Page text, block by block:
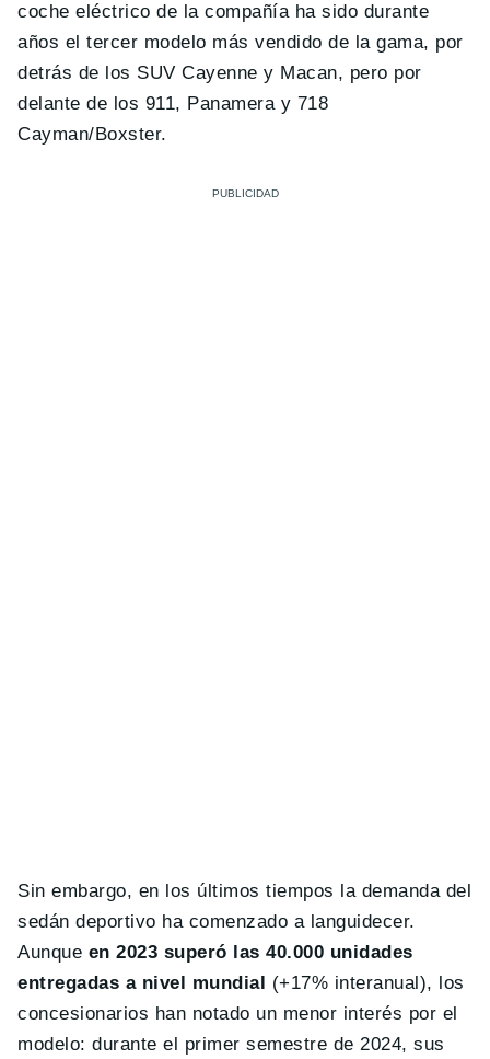
coche eléctrico de la compañía ha sido durante
años el tercer modelo más vendido de la gama, por
detrás de los SUV Cayenne y Macan, pero por
delante de los 911, Panamera y 718
Cayman/Boxster.
Sin embargo, en los últimos tiempos la demanda del
sedán deportivo ha comenzado a languidecer.
Aunque en 2023 superó las 40.000 unidades
entregadas a nivel mundial
(+17% interanual), los
concesionarios han notado un menor interés por el
modelo: durante el primer semestre de 2024, sus